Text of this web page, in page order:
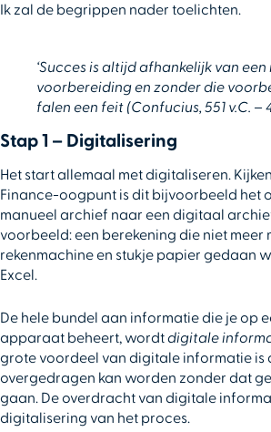
Ik zal de begrippen nader toelichten.
‘Succes is altijd afhankelijk van
voorbereiding en zonder die
falen een feit (Confucius, 551 v.C. –
Stap 1 – Digitalisering
Het start allemaal met digitaliseren.
Finance-oogpunt is dit bijvoorbeeld het
manueel archief naar een digitaal
voorbeeld: een berekening die niet meer
rekenmachine en stukje papier gedaan
Excel.
De hele bundel aan informatie die je op
apparaat beheert, wordtdigitale
grote voordeel van digitale informatie is
overgedragen kan worden zonder dat
gaan. De overdracht van digitale
digitalisering van het proces.